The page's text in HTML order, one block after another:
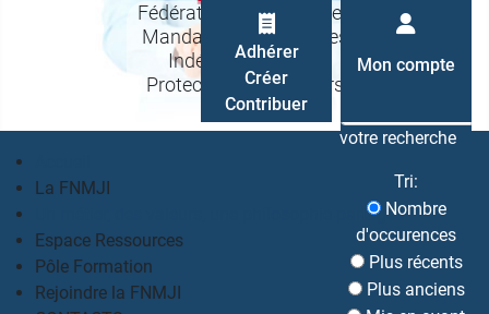
Fédération Nationale des
Mandataires Judiciaires
Indépendants à la
Protection des Majeurs
La FNMJI
Un métier, des valeurs, une philosophie partagés
Espace Ressources
Pôle Formation
Rejoindre la FNMJI
Recherche
votre recherche
Tri:
Nombre
d'occurences
Plus récents
Plus anciens
Mon compte
Adhérer
Créer
Contribuer